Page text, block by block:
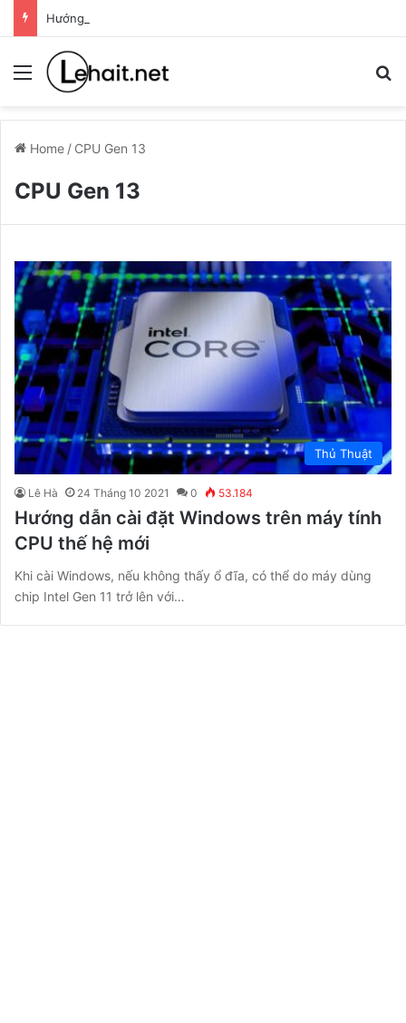
Hướng dẫn tạo USB cài Windows bằng Rufus
Menu
Home / CPU Gen 13
CPU Gen 13
Thủ Thuật
Lê Hà 24 Tháng 10 2021 0 53.184
Hướng dẫn cài đặt Windows trên máy tính
CPU thế hệ mới
Khi cài Windows, nếu không thấy ổ đĩa, có thể do máy dùng
chip Intel Gen 11 trở lên với…